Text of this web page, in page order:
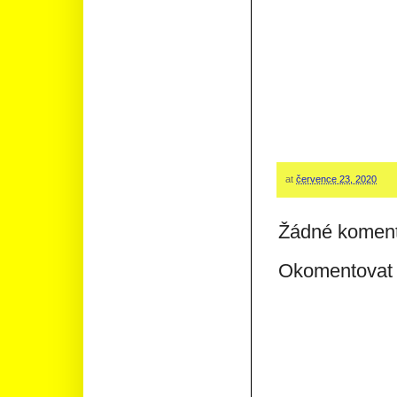
at července 23, 2020
Žádné
Okomentovat